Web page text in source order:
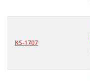
KS-1707